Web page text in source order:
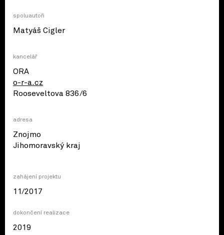
spoluautoři
Matyáš Cigler
kancelář
ORA
o-r-a.cz
Rooseveltova 836/6
adresa
Znojmo
Jihomoravský kraj
zahájení projektu
11/2017
dokončení realizace
2019